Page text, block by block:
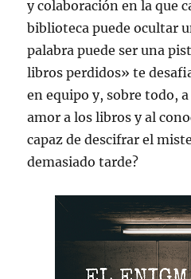
y colaboración en la que
biblioteca puede ocultar
palabra puede ser una
libros perdidos» te
en equipo y, sobre todo,
amor a los libros y al
capaz de descifrar el
demasiado tarde?